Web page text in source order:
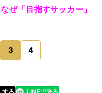
ぜ「目指すサッカー」
のページへ3 4
する
line LINEで送る